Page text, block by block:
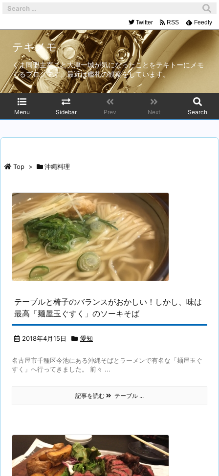
テキメモ
くま同盟主宰こと大津一城が気になったことをテキトーにメモ
するブログです。最近は鑑札の観察をしています。
Menu Sidebar Prev Next Search
Twitter RSS Feedly
Top > 沖縄料理
テーブルと椅子のバランスがおかしい！しかし、味は
最高「麺屋玉ぐすく」のソーキそば
2018年4月15日 愛知
名古屋市千種区今池にある沖縄そばとラーメンで有名な「麺屋玉ぐ
すく」へ行ってきました。 前々 ...
記事を読む テーブル ...